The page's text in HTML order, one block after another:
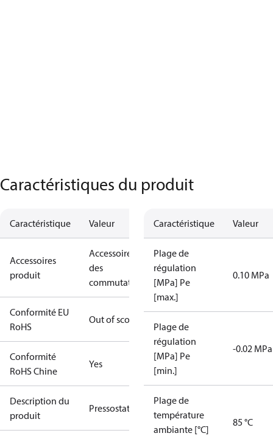
Caractéristiques du produit
Caractéristique Valeur
Accessoires
produit
Accessoires
des
commutateurs
Conformité EU
RoHS
Out of scope
Conformité
RoHS Chine
Yes
Description du
produit
Pressostat
Caractéristique Valeur
Plage de
régulation
[MPa] Pe
[max.]
0.10 MPa
Plage de
régulation
[MPa] Pe
[min.]
-0.02 MPa
Plage de
température
ambiante [°C]
85 °C